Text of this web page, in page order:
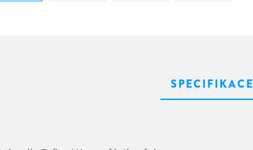
SPECIFIKACE